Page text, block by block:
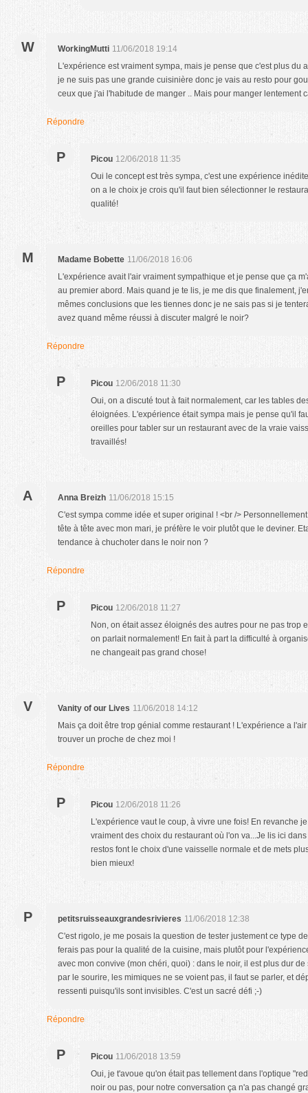
W WorkingMutti 11/06/2018 19:14
L'expérience est vraiment sympa, mais je pense que c'est plus du
je ne suis pas une grande cuisinière donc je vais au resto pour
ceux que j'ai l'habitude de manger .. Mais pour manger lentement
Répondre
P Picou 12/06/2018 11:35
Oui le concept est très sympa, c'est une expérience
on a le choix je crois qu'il faut bien sélectionner le
qualité!
M Madame Bobette 11/06/2018 16:06
L'expérience avait l'air vraiment sympathique et je pense que ça
au premier abord. Mais quand je te lis, je me dis que finalement,
mêmes conclusions que les tiennes donc je ne sais pas si je
avez quand même réussi à discuter malgré le noir?
Répondre
P Picou 12/06/2018 11:30
Oui, on a discuté tout à fait normalement, car les tables
éloignées. L'expérience était sympa mais je pense qu'il
oreilles pour tabler sur un restaurant avec de la vraie
travaillés!
A Anna Breizh 11/06/2018 15:15
C'est sympa comme idée et super original ! <br />
tête à tête avec mon mari, je préfère le voir plutôt que le deviner.
tendance à chuchoter dans le noir non ?
Répondre
P Picou 12/06/2018 11:27
Non, on était assez éloignés des autres pour ne pas trop
on parlait normalement! En fait à part la difficulté à
ne changeait pas grand chose!
V Vanity of our Lives 11/06/2018 14:12
Mais ça doit être trop génial comme restaurant ! L'expérience a
trouver un proche de chez moi !
Répondre
P Picou 12/06/2018 11:26
L'expérience vaut le coup, à vivre une fois! En revanche
vraiment des choix du restaurant où l'on va...Je lis ici
restos font le choix d'une vaisselle normale et de mets
bien mieux!
P petitsruisseauxgrandesrivieres 11/06/2018 12:38
C'est rigolo, je me posais la question de tester justement ce type
ferais pas pour la qualité de la cuisine, mais plutôt pour
avec mon convive (mon chéri, quoi) : dans le noir, il est plus dur
par le sourire, les mimiques ne se voient pas, il faut se parler, et
ressenti puisqu'ils sont invisibles. C'est un sacré défi ;-)
Répondre
P Picou 11/06/2018 13:59
Oui, je t'avoue qu'on était pas tellement dans l'optique
noir ou pas, pour notre conversation ça n'a pas changé